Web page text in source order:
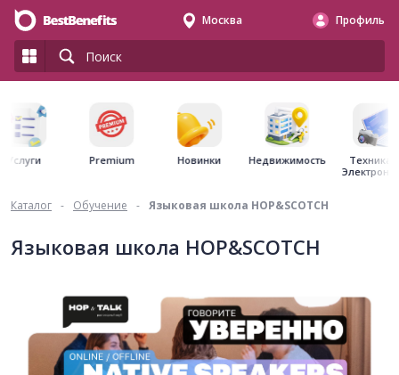
Москва Профиль
Услуги Premium Новинки Недвижимость
Техника
Каталог - Обучение - Языковая школа HOP&SCOTCH
Языковая школа HOP&SCOTCH